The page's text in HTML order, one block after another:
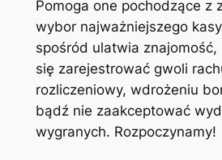
Pomoga one pochodzące z
wybor najważniejszego
spośród ulatwia
się zarejestrować gwoli
rozliczeniowy, wdrożeniu
bądź nie zaakceptować
wygranych. Rozpoczynamy!